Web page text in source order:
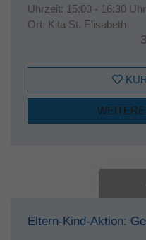
Uhrzeit: 15:00 - 16:30 Uhr
Ort: Kita St. Elisabeth
Eltern-Kind-Aktion: